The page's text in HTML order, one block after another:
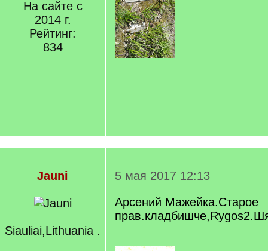
На сайте с
2014 г.
Рейтинг:
834
Jauni
Siauliai,Lithuania .
5 мая 2017 12:13
Арсений Мажейка.Старое